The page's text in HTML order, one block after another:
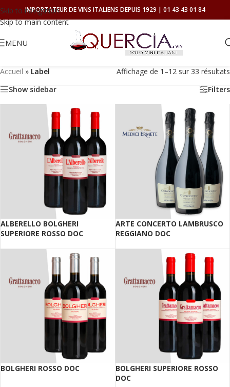
Skip to navigation
Skip to main content
IMPORTATEUR DE VINS ITALIENS DEPUIS 1929 | 01 43 43 01 84
MENU
Accueil » Label
Affichage de 1–12 sur 33 résultats
Show sidebar
Filters
ALBERELLO BOLGHERI
SUPERIORE ROSSO DOC
ARTE CONCERTO LAMBRUSCO
REGGIANO DOC
BOLGHERI ROSSO DOC
BOLGHERI SUPERIORE ROSSO
DOC